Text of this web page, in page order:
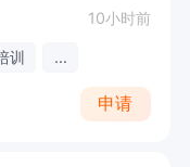
10小时前
训 ...
申请